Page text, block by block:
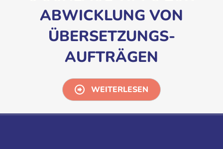
ABWICKLUNG VON
ÜBERSETZUNGS-
AUFTRÄGEN
WEITERLESEN